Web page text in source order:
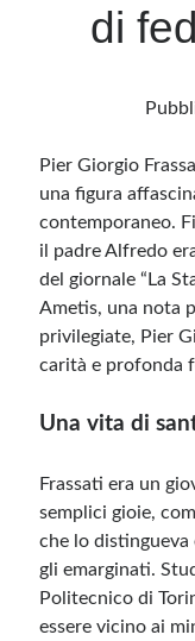
Categorie
Categorie
Questo blog non
senza alcuna periodicità.
sensi della legge n· 62 del
razzisti o che contengano
privacy. Alcune immagini
immediatamente rimosse.
tramite link né del loro
Meta
Accedi
di
Pier Giorgio
una figura
contemporaneo.
il padre Alfredo
del giornale “La
Ametis, una nota
privilegiate, Pier
carità e profonda
Una vita di
Frassati era un
semplici gioie,
che lo distingueva
gli emarginati.
Politecnico di
essere vicino ai